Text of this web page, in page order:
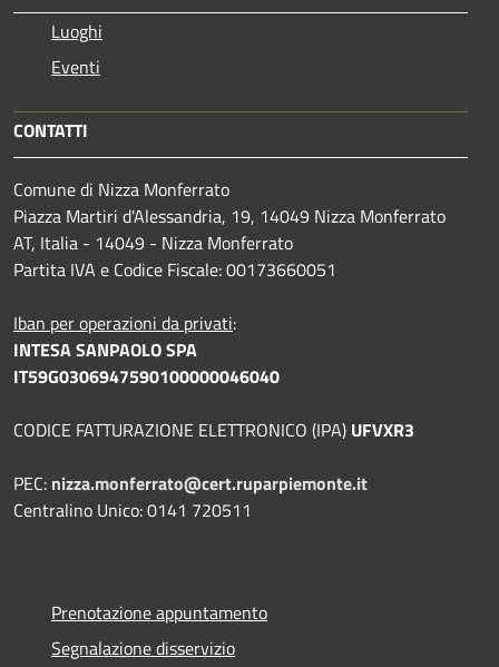
Luoghi
Eventi
CONTATTI
Comune di Nizza Monferrato
Piazza Martiri d'Alessandria, 19, 14049 Nizza Monferrato
AT, Italia - 14049 - Nizza Monferrato
Partita IVA e Codice Fiscale: 00173660051
Iban per operazioni da privati:
INTESA SANPAOLO SPA
IT59G0306947590100000046040
CODICE FATTURAZIONE ELETTRONICO (IPA) UFVXR3
PEC: nizza.monferrato@cert.ruparpiemonte.it
Centralino Unico: 0141 720511
Prenotazione appuntamento
Segnalazione disservizio